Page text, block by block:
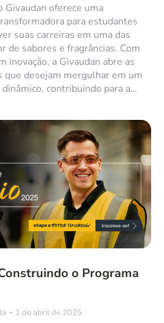
Givaudan oferece uma
para estudantes
suas carreiras em uma das
de sabores e fragrâncias. Com
inovação, a Givaudan abre as
que desejam mergulhar em um
contribuindo para a…
o Programa
1 de abril de 2025